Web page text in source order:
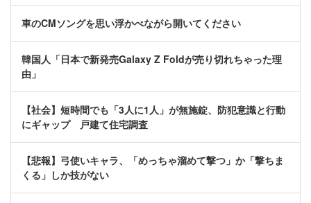
車のCMソングを思い浮かべながら開いてください
韓国人「日本で新発売Galaxy Z Foldが売り切れちゃった理
由」
【社会】短時間でも「3人に1人」が無施錠、防犯意識と行動
にギャップ 戸建て住宅調査
【悲報】弓使いキャラ、「めっちゃ溜めて撃つ」か「撃ちま
くる」しか技がない